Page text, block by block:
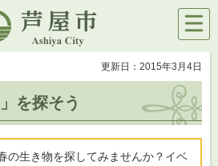
メニ
ュー
更新日：2015年3月4日
を探そう
の生き物を探してみませんか？イベ